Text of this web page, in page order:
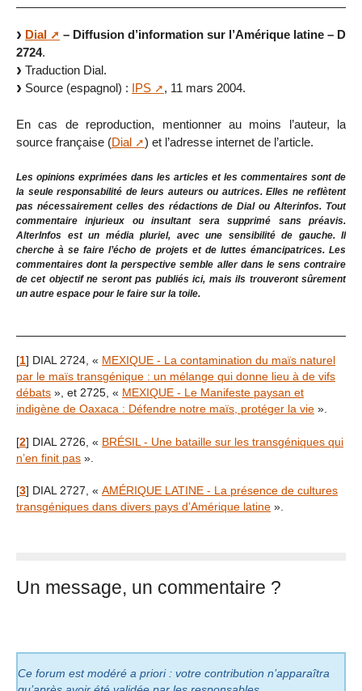
Dial
– Diffusion d’information sur l’Amérique latine – D
2724.
Traduction Dial.
Source (espagnol) : IPS , 11 mars 2004.
En cas de reproduction, mentionner au moins l’auteur, la
source française (Dial ) et l’adresse internet de l’article.
Les opinions exprimées dans les articles et les commentaires sont de
la seule responsabilité de leurs auteurs ou autrices. Elles ne reflètent
pas nécessairement celles des rédactions de Dial ou Alterinfos. Tout
commentaire injurieux ou insultant sera supprimé sans préavis.
AlterInfos est un média pluriel, avec une sensibilité de gauche. Il
cherche à se faire l’écho de projets et de luttes émancipatrices. Les
commentaires dont la perspective semble aller dans le sens contraire
de cet objectif ne seront pas publiés ici, mais ils trouveront sûrement
un autre espace pour le faire sur la toile.
[1] DIAL 2724, « MEXIQUE - La contamination du maïs naturel
par le maïs transgénique : un mélange qui donne lieu à de vifs
débats », et 2725, « MEXIQUE - Le Manifeste paysan et
indigène de Oaxaca : Défendre notre maïs, protéger la vie ».
[2] DIAL 2726, « BRÉSIL - Une bataille sur les transgéniques qui
n’en finit pas ».
[3] DIAL 2727, « AMÉRIQUE LATINE - La présence de cultures
transgéniques dans divers pays d’Amérique latine ».
Un message, un commentaire ?
Ce forum est modéré a priori : votre contribution n’apparaîtra